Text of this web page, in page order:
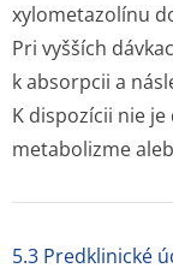
xylometazolínu
Pri vyšších
k absorpcii a
K dispozícii nie
metabolizme
5.3 Predklinické